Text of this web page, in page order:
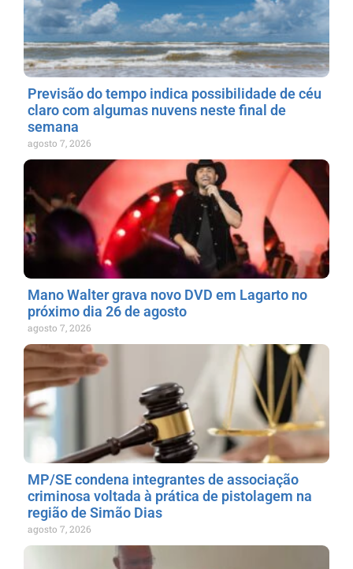
Previsão do tempo indica possibilidade de céu
claro com algumas nuvens neste final de
semana
agosto 7, 2026
Mano Walter grava novo DVD em Lagarto no
próximo dia 26 de agosto
agosto 7, 2026
MP/SE condena integrantes de associação
criminosa voltada à prática de pistolagem na
região de Simão Dias
agosto 7, 2026